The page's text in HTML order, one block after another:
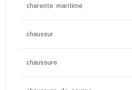
charente maritime
chaussur
chaussure